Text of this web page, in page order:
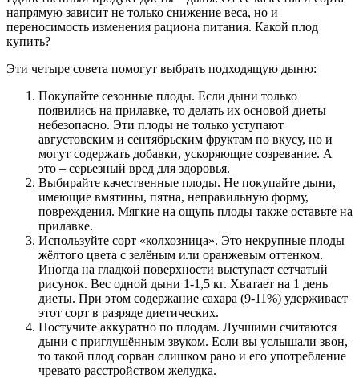
напрямую зависит не только снижение веса, но и
переносимость изменения рациона питания. Какой плод
купить?
Эти четыре совета помогут выбрать подходящую дыню:
Покупайте сезонные плоды. Если дыни только
появились на прилавке, то делать их основой диеты
небезопасно. Эти плоды не только уступают
августовским и сентябрьским фруктам по вкусу, но и
могут содержать добавки, ускоряющие созревание. А
это – серьезный вред для здоровья.
Выбирайте качественные плоды. Не покупайте дыни,
имеющие вмятины, пятна, неправильную форму,
повреждения. Мягкие на ощупь плоды также оставьте на
прилавке.
Используйте сорт «колхозница». Это некрупные плоды
жёлтого цвета с зелёным или оранжевым оттенком.
Иногда на гладкой поверхности выступает сетчатый
рисунок. Вес одной дыни 1-1,5 кг. Хватает на 1 день
диеты. При этом содержание сахара (9-11%) удерживает
этот сорт в разряде диетических.
Постучите аккуратно по плодам. Лучшими считаются
дыни с приглушённым звуком. Если вы услышали звон,
то такой плод сорван слишком рано и его употребление
чревато расстройством желудка.